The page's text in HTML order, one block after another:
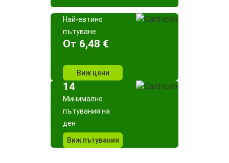
Най-евтино
пътуване
Oт 6,48 €
Виж цени
14
Минимално
пътувания на
ден
Виж пътувания